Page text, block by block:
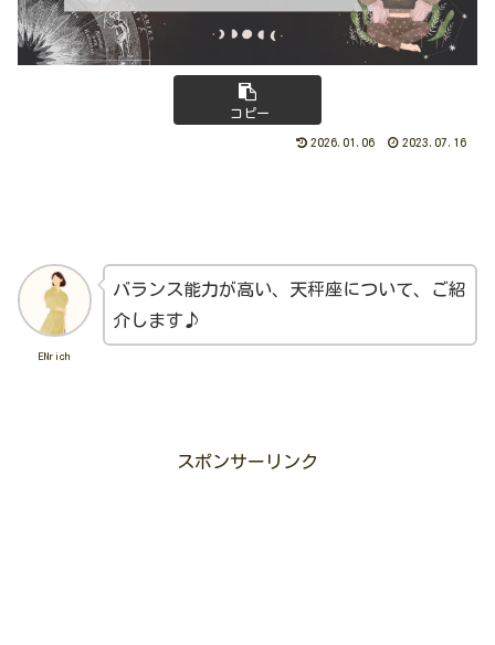
コピー
2026.01.06 2023.07.16
ENrich
バランス能力が高い、天秤座について、ご紹
介します♪
スポンサーリンク